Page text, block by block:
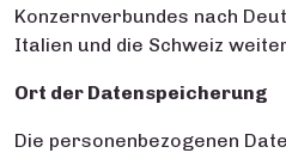
Konzernverbundes nach
Italien und die Schweiz
Ort der Datenspeicherung
Die personenbezogenen